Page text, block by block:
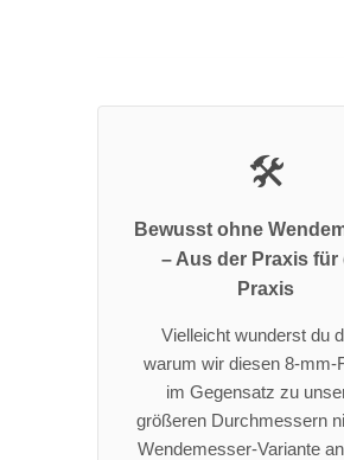
🛠️
Bewusst ohne
– Aus der Praxis für
Praxis
Vielleicht wunderst du
warum wir diesen 8-mm-
im Gegensatz zu
größeren Durchmessern
Wendemesser-Variante